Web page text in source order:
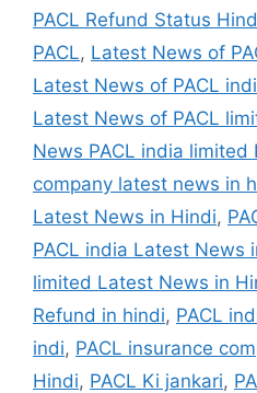
PACL Refund Status
PACL, Latest News of
Latest News of PACL
Latest News of PACL
News PACL india limited
company latest news in
Latest News in Hindi,
PACL india Latest News
limited Latest News in
Refund in hindi, PACL
indi, PACL insurance
Hindi, PACL Ki jankari,